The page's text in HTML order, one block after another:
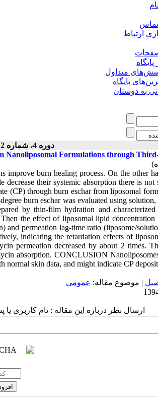
تماس
ارتباط
متداول
پایگاه
به دوستان
دوره 4، شماره 2 - ( 1394 )
Nanoliposomal Formulations through
burn healing process. On the other
their systemic absorption there is not
(CP) through burn eschar from liposomal
burn eschar was evaluated using
by thin-film hydration and
the effect of liposomal lipid
permeation lag-time ratio (liposome/
indicating the retardation effects of
permeation decreased by about 2 times.
absorption. CONCLUSION
normal skin data, and might indicate CP
| موضوع مقاله: عمومى
ارسال نظر درباره این مقاله : نام کاربری